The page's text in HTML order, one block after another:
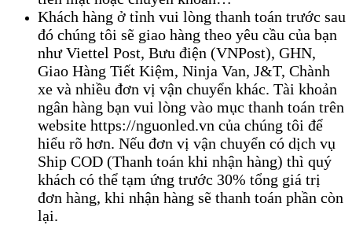
Khách hàng ở tỉnh vui lòng thanh toán trước sau
đó chúng tôi sẽ giao hàng theo yêu cầu của bạn
như Viettel Post, Bưu điện (VNPost), GHN,
Giao Hàng Tiết Kiệm, Ninja Van, J&T, Chành
xe và nhiều đơn vị vận chuyển khác. Tài khoản
ngân hàng bạn vui lòng vào mục thanh toán trên
website https://nguonled.vn của chúng tôi để
hiểu rõ hơn. Nếu đơn vị vận chuyển có dịch vụ
Ship COD (Thanh toán khi nhận hàng) thì quý
khách có thể tạm ứng trước 30% tổng giá trị
đơn hàng, khi nhận hàng sẽ thanh toán phần còn
lại.